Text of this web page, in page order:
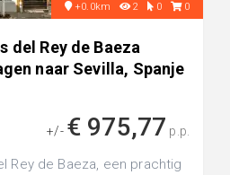
+0.0km 2 0 0
del Rey de Baeza
naar Sevilla, Spanje
+/- € 975,77 p.p.
Rey de Baeza, een prachtig